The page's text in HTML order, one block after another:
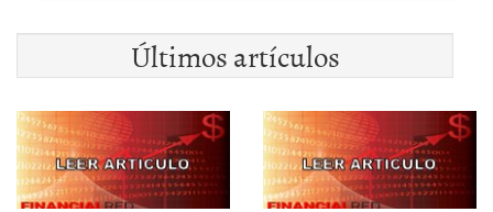
Últimos artículos